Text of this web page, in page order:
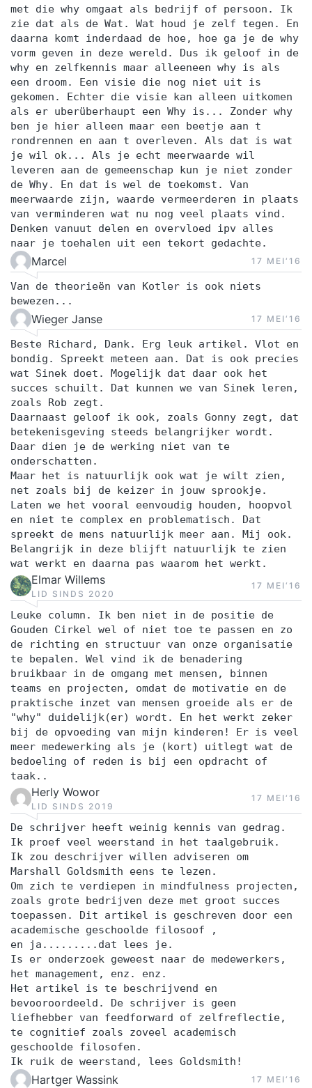
met die why omgaat als bedrijf of persoon. Ik
zie dat als de Wat. Wat houd je zelf tegen. En
daarna komt inderdaad de hoe, hoe ga je de why
vorm geven in deze wereld. Dus ik geloof in de
why en zelfkennis maar alleeneen why is als
een droom. Een visie die nog niet uit is
gekomen. Echter die visie kan alleen uitkomen
als er uberüberhaupt een Why is... Zonder why
ben je hier alleen maar een beetje aan t
rondrennen en aan t overleven. Als dat is wat
je wil ok... Als je echt meerwaarde wil
leveren aan de gemeenschap kun je niet zonder
de Why. En dat is wel de toekomst. Van
meerwaarde zijn, waarde vermeerderen in plaats
van verminderen wat nu nog veel plaats vind.
Denken vanuut delen en overvloed ipv alles
naar je toehalen uit een tekort gedachte.
Marcel 17 MEI‘16
Van de theorieën van Kotler is ook niets
bewezen...
Wieger Janse 17 MEI‘16
Beste Richard, Dank. Erg leuk artikel. Vlot en
bondig. Spreekt meteen aan. Dat is ook precies
wat Sinek doet. Mogelijk dat daar ook het
succes schuilt. Dat kunnen we van Sinek leren,
zoals Rob zegt.
Daarnaast geloof ik ook, zoals Gonny zegt, dat
betekenisgeving steeds belangrijker wordt.
Daar dien je de werking niet van te
onderschatten.
Maar het is natuurlijk ook wat je wilt zien,
net zoals bij de keizer in jouw sprookje.
Laten we het vooral eenvoudig houden, hoopvol
en niet te complex en problematisch. Dat
spreekt de mens natuurlijk meer aan. Mij ook.
Belangrijk in deze blijft natuurlijk te zien
wat werkt en daarna pas waarom het werkt.
Elmar Willems
LID SINDS 2020
17 MEI‘16
Leuke column. Ik ben niet in de positie de
Gouden Cirkel wel of niet toe te passen en zo
de richting en structuur van onze organisatie
te bepalen. Wel vind ik de benadering
bruikbaar in de omgang met mensen, binnen
teams en projecten, omdat de motivatie en de
praktische inzet van mensen groeide als er de
"why" duidelijk(er) wordt. En het werkt zeker
bij de opvoeding van mijn kinderen! Er is veel
meer medewerking als je (kort) uitlegt wat de
bedoeling of reden is bij een opdracht of
taak..
Herly Wowor
LID SINDS 2019
17 MEI‘16
De schrijver heeft weinig kennis van gedrag.
Ik proef veel weerstand in het taalgebruik.
Ik zou deschrijver willen adviseren om
Marshall Goldsmith eens te lezen.
Om zich te verdiepen in mindfulness projecten,
zoals grote bedrijven deze met groot succes
toepassen. Dit artikel is geschreven door een
academische geschoolde filosoof ,
en ja.........dat lees je.
Is er onderzoek geweest naar de medewerkers,
het management, enz. enz.
Het artikel is te beschrijvend en
bevooroordeeld. De schrijver is geen
liefhebber van feedforward of zelfreflectie,
te cognitief zoals zoveel academisch
geschoolde filosofen.
Ik ruik de weerstand, lees Goldsmith!
Hartger Wassink 17 MEI‘16